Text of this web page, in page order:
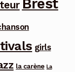
Brest
girls
la carène La